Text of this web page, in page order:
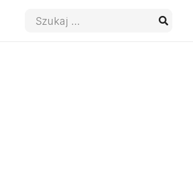
Wyszukaj: